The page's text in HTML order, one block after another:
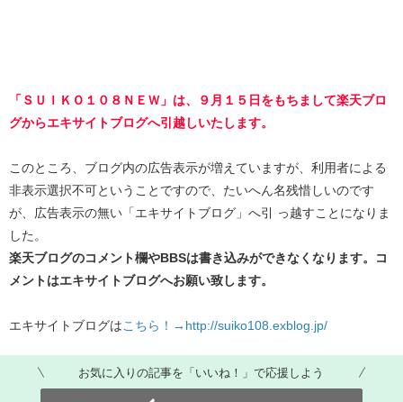
「ＳＵＩＫＯ１０８ＮＥＷ」は、９月１５日をもちまして楽天ブロ
グからエキサイトブログへ引越しいたします。
このところ、ブログ内の広告表示が増えていますが、利用者による
非表示選択不可ということですので、たいへん名残惜しいのです
が、広告表示の無い「エキサイトブログ」へ引 っ越すことになりま
した。
楽天ブログのコメント欄やBBSは書き込みができなくなります。コ
メントはエキサイトブログへお願い致します。
エキサイトブログはこちら！→http://suiko108.exblog.jp/
お気に入りの記事を「いいね！」で応援しよう